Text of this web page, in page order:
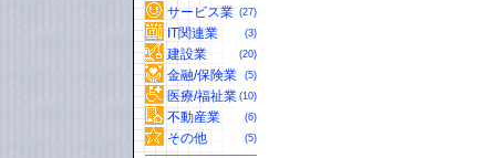
サービス業 (27)
IT関連業 (3)
建設業 (20)
金融/保険業 (5)
医療/福祉業 (10)
不動産業 (6)
その他 (5)